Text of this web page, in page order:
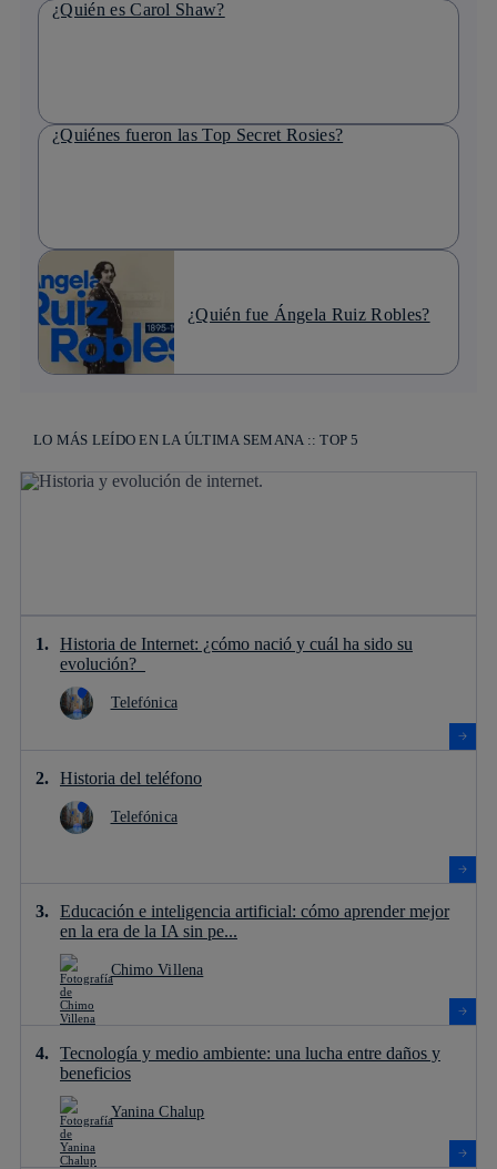
¿Quién es Carol Shaw?
¿Quiénes fueron las Top Secret Rosies?
¿Quién fue Ángela Ruiz Robles?
LO MÁS LEÍDO EN LA ÚLTIMA SEMANA :: TOP 5
Historia de Internet: ¿cómo nació y cuál ha sido su
evolución?
Telefónica
Historia del teléfono
Telefónica
Educación e inteligencia artificial: cómo aprender mejor
en la era de la IA sin pe...
Chimo Villena
Tecnología y medio ambiente: una lucha entre daños y
beneficios
Yanina Chalup